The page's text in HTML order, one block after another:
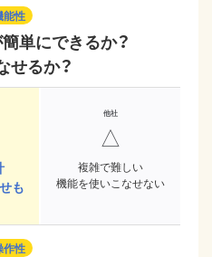
能性
単にできるか？
せるか？
も
△
複雑で難しい
機能を使いこなせない
作性